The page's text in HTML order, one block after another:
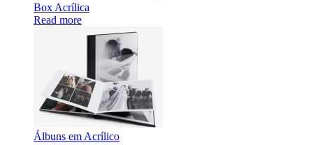
Box Acrílica
Read more
Álbuns em Acrílico